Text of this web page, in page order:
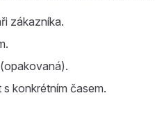
zákazníka.
konkrétním časem.